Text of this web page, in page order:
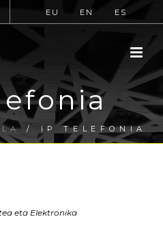
EU EN ES
/ IP TELEFONIA
eta Elektronika